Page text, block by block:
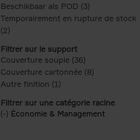
Beschikbaar als POD (3) Apply
Temporairement en rupture de stock
(2)
Filtrer sur le support
Couverture souple (36) Apply
Couverture cartonnée (8)
Autre finition (1)
Filtrer sur une catégorie racine
(-) Remove Économie & Management
Économie & Management